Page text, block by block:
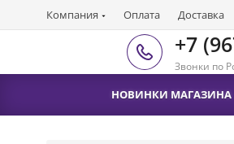
Компания Оплата Доставка
+7
Звонки по
НОВИНКИ МАГАЗИНА